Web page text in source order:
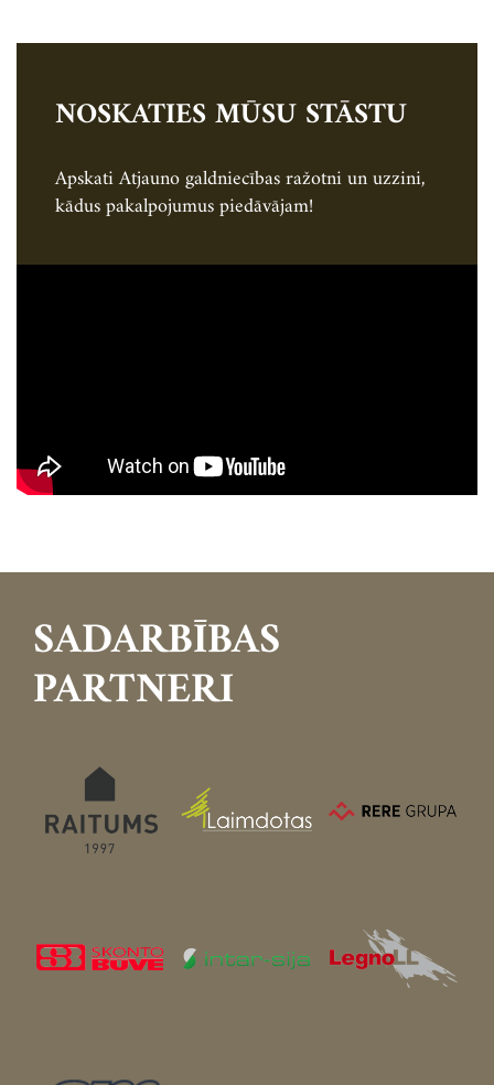
NOSKATIES MŪSU STĀSTU
Apskati Atjauno galdniecības ražotni un uzzini,
kādus pakalpojumus piedāvājam!
SADARBĪBAS
PARTNERI